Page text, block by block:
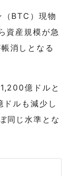
BTC）現物
資産規模が急
消しとなる
億ドルと
ルも減少し
同じ水準とな